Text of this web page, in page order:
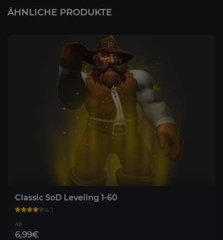
ÄHNLICHE PRODUKTE
Classic SoD Leveling 1-60
4.1
AB
6,99€